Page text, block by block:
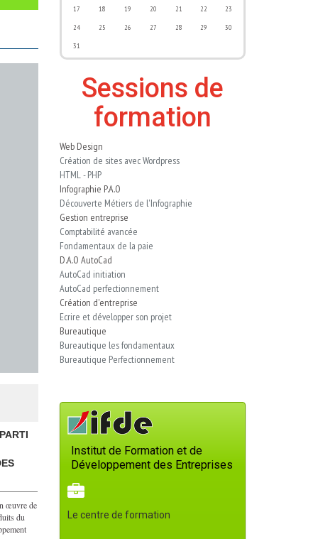
œuvre de
du
17
18 19 20 21 22
23
24
25 26 27 28 29
30
31
Sessions de
formation
Web Design
Création de sites avec Wordpress
HTML - PHP
Infographie P.A.O
Découverte Métiers de l'Infographie
Gestion entreprise
Comptabilité avancée
Fondamentaux de la paie
D.A.O AutoCad
AutoCad initiation
AutoCad perfectionnement
Création d'entreprise
Ecrire et développer son projet
Bureautique
Bureautique les fondamentaux
Bureautique Perfectionnement
Institut de Formation et de
Développement des Entreprises
Le centre de formation